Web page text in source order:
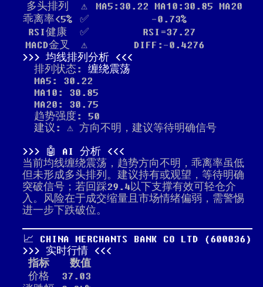
多头排列
⚠️
MA5:30.22 MA10:30.85 MA20
乖离率<5%
✅
-0.73%
RSI健康
✅
RSI=37.27
MACD金叉
⚠️
DIFF:-0.4276
均线排列分析
排列状态: 缠绕震荡
MA5: 30.22
MA10: 30.85
MA20: 30.75
趋势强度: 50
建议: ⚠️ 方向不明，建议等待明确信号
🤖 AI 分析
当前均线缠绕震荡，趋势方向不明，乖离率虽低
但未形成多头排列。建议持有或观望，等待明确
突破信号；若回踩29.4以下支撑有效可轻仓介
入。风险在于成交缩量且市场情绪偏弱，需警惕
进一步下跌破位。
📈 CHINA MERCHANTS BANK CO LTD (600036)
实时行情
指标
数值
价格
37.03